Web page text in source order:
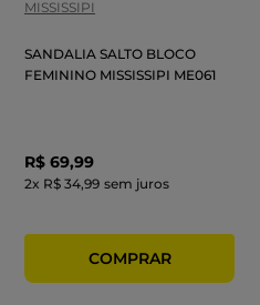
MISSISSIPI
SANDALIA SALTO BLOCO
FEMININO MISSISSIPI ME061
R$ 69,99
2x R$ 34,99 sem juros